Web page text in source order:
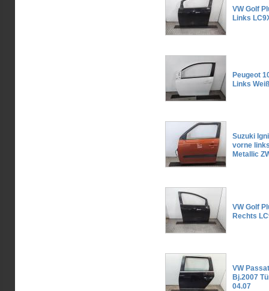
VW Golf
Links
Peugeot
Links Weiß
Suzuki
vorne
Metallic
VW Golf
Rechts
VW
Bj.2007
04.07